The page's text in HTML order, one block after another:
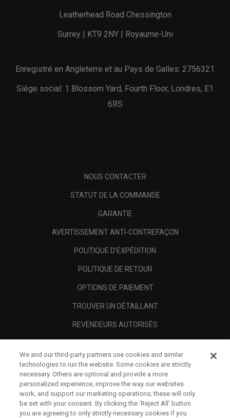
Leatherhead Road Chessington
Surrey | KT9 2NY | Royaume-Uni
Enregistré en Angleterre et au Pays de Galles: 2756321
Siège social: 1 Blossom Yard, Fourth Floor, Londres, E1
6RS
NOUS CONTACTER
STATUT DE LA COMMANDE
GARANTIE
AVERTISSEMENT ANTI-CONTREFAÇON
POLITIQUE D'EXPÉDITION
POLITIQUE DE RETOUR
OPTIONS DE PAIEMENT
TROUVER UN DÉTAILLANT
REVENDEURS AUTORISÉS
A PROPOS
MENTIONS LÉGALES
We and our third-party partners use cookies and similar
technologies to run the website. Some cookies are strictly
necessary. Others are optional and provide a more
personalized experience, improve the way our websites
work, and support our marketing operations; these will only
be set with your consent. By clicking the ‘Reject All' button
you are agreeing to only strictly necessary cookies if you